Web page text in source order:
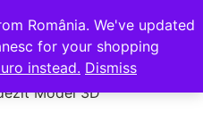
0
Model 3D
România. We've updated
for your shopping
instead. Dismiss